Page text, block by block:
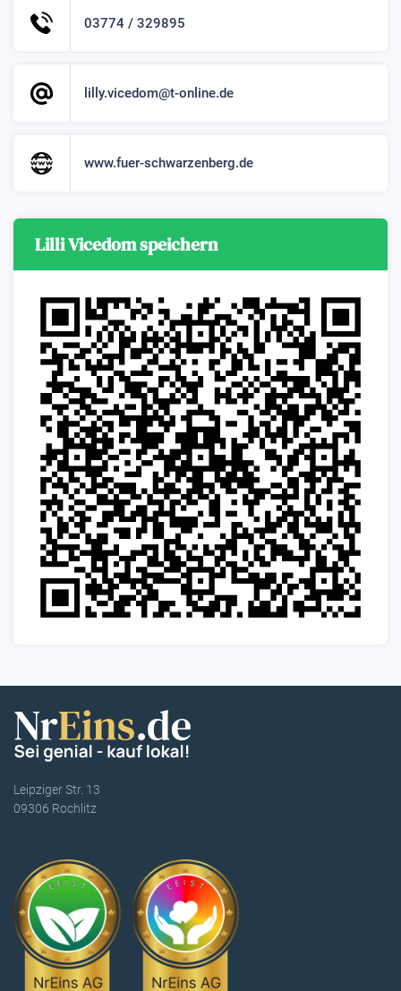
03774 / 329895
lilly.vicedom@t-online.de
www.fuer-schwarzenberg.de
Lilli Vicedom speichern
Leipziger Str. 13
09306 Rochlitz